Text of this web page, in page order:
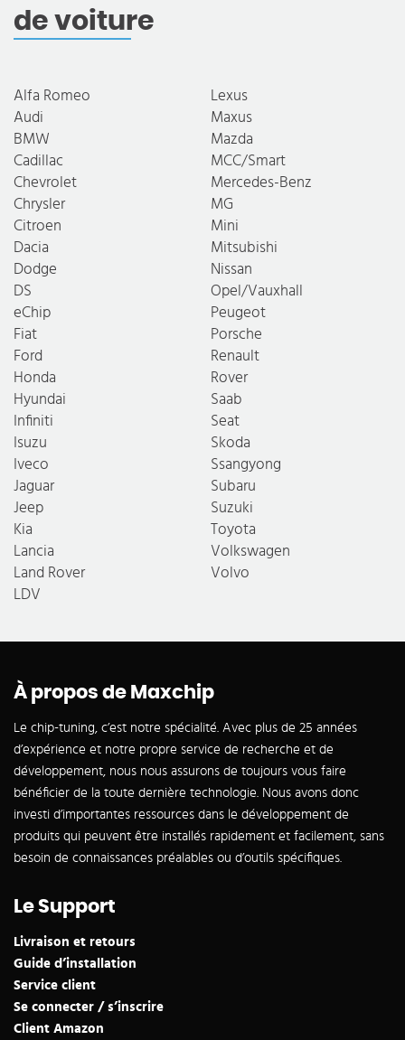
de voiture
Alfa Romeo
Audi
BMW
Cadillac
Chevrolet
Chrysler
Citroen
Dacia
Dodge
DS
eChip
Fiat
Ford
Honda
Hyundai
Infiniti
Isuzu
Iveco
Jaguar
Jeep
Kia
Lancia
Land Rover
LDV
Lexus
Maxus
Mazda
MCC/Smart
Mercedes-Benz
MG
Mini
Mitsubishi
Nissan
Opel/Vauxhall
Peugeot
Porsche
Renault
Rover
Saab
Seat
Skoda
Ssangyong
Subaru
Suzuki
Toyota
Volkswagen
Volvo
À propos de Maxchip
Le chip-tuning, c’est notre spécialité. Avec plus de 25 années
d’expérience et notre propre service de recherche et de
développement, nous nous assurons de toujours vous faire
bénéficier de la toute dernière technologie. Nous avons donc
investi d’importantes ressources dans le développement de
produits qui peuvent être installés rapidement et facilement, sans
besoin de connaissances préalables ou d’outils spécifiques.
Le Support
Livraison et retours
Guide d’installation
Service client
Se connecter / s’inscrire
Client Amazon